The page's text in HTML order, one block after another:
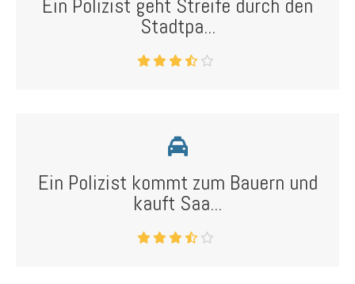
Ein Polizist geht Streife durch den
Stadtpa...
Ein Polizist kommt zum Bauern und
kauft Saa...